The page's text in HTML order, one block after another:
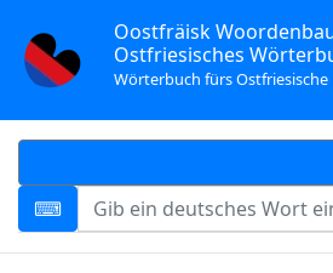
Oostfräisk
Ostfriesisches
Wörterbuch fürs Ostfriesische